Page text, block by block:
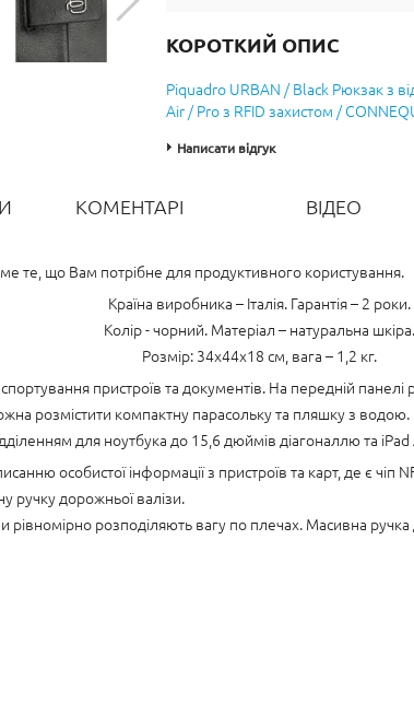
КОРОТКИЙ ОПИС
Piquadro URBAN / Black Рюкзак з
Air / Pro з RFID захистом /
Написати відгук
КОМЕНТАРІ ВІДЕО
те, що Вам потрібне для продуктивного користування.
Країна виробника – Італія. Гарантія – 2 роки.
Колір - чорний. Матеріал – натуральна шкіра.
Розмір: 34x44x18 см, вага – 1,2 кг.
пристроїв та документів. На передній
розмістити компактну парасольку та пляшку з
для ноутбука до 15,6 дюймів діагоналлю та
особистої інформації з пристроїв та карт, де є чіп
ручку дорожньої валізи.
розподіляють вагу по плечах. Масивна